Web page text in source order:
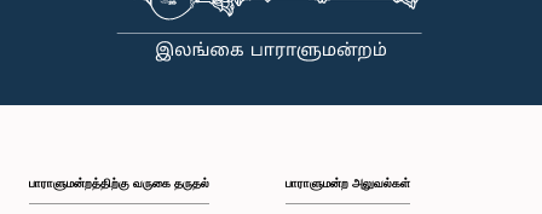
பாராளுமன்றத்திற்கு வருகை தருதல் பாராளுமன்ற அலுவல்கள்